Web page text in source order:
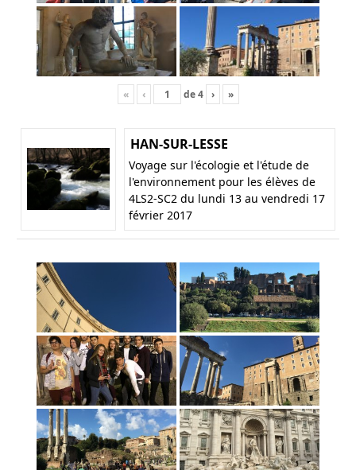
« ‹ de4 › »
HAN-SUR-LESSE
Voyage sur l'écologie et l'étude de
l'environnement pour les élèves de
4LS2-SC2 du lundi 13 au vendredi 17
février 2017